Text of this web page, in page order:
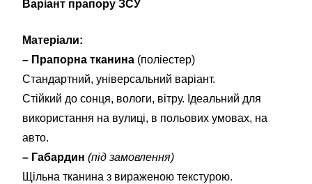
Варіант прапору ЗСУ
Матеріали:
– Прапорна тканина (поліестер)
Стандартний, універсальний варіант.
Стійкий до сонця, вологи, вітру. Ідеальний для
використання на вулиці, в польових умовах, на
авто.
– Габардин (під замовлення)
Щільна тканина з вираженою текстурою.